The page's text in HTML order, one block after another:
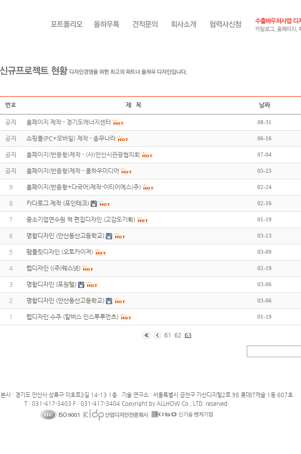
번호
제 목 날짜
공지 홈페이지 제작 - 경기도에너지센터 08-31
공지 쇼핑몰(PC+모바일) 제작 - 총무나라 06-16
공지 홈페이지(반응형)제작 - (사)안산시관광협의회 07-04
공지 홈페이지(반응형)제작 - 올하우미디어 05-23
9 홈페이지(반응형+다국어)제작-이티이에스(주) 02-24
8 카다로그 제작 (포인테크) 02-16
7 중소기업연수원 책 편집디자인 (고감도기획) 01-19
6 명함디자인 (안산동산고등학교) 03-13
5 팸플릿디자인 (오토카이져) 03-09
4 웹디자인 ((주)웨스넷) 02-19
3 명함디자인 (포원텔) 03-06
2 명함디자인 (안산동산고등학교) 03-06
1 웹디자인 수주 (칼버스 인스투루먼츠) 01-19
61 62 63
본사 : 경기도 안산사 상록구 이호로3길 14-13 1층 기술 연구소 : 서울특별시 금천구 가산디지털2로 98 롯데IT캐슬 1동 607호
T : 031-417-3403 F : 031-417-3404 Copyright by ALLHOW Co., LTD. reserved.